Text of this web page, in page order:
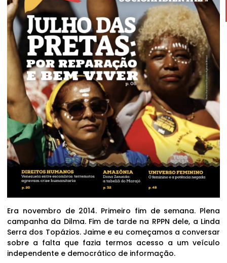
Era novembro de 2014. Primeiro fim de semana. Plena
campanha da Dilma. Fim de tarde na RPPN dele, a Linda
Serra dos Topázios. Jaime e eu começamos a conversar
sobre a falta que fazia termos acesso a um veículo
independente e democrático de informação.